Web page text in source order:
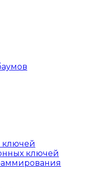
ключей
ключей